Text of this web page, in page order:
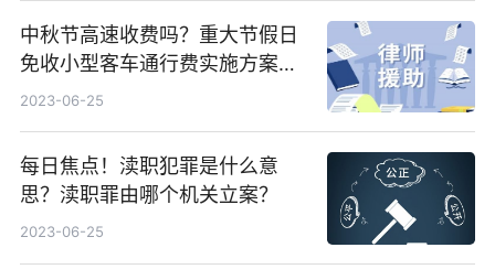
中秋节高速收费吗？重大节假日
免收小型客车通行费实施方案的
规定内容是什么？ 速看料
2023-06-25
每日焦点！渎职犯罪是什么意
思？渎职罪由哪个机关立案？
2023-06-25